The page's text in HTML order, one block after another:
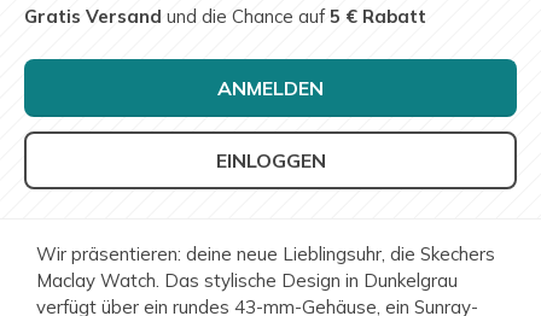
Gratis Versand und die Chance auf5 € Rabatt
ANMELDEN
EINLOGGEN
Wir präsentieren: deine neue Lieblingsuhr, die Skechers
Maclay Watch. Das stylische Design in Dunkelgrau
verfügt über ein rundes 43-mm-Gehäuse, ein Sunray-